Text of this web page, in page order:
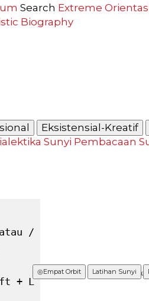
Search Extreme
Biography
Eksistensial-Kreatif
Sunyi Pembacaan
/
+ L
Terbaru Populer
◎Empat Orbit Latihan Sunyi